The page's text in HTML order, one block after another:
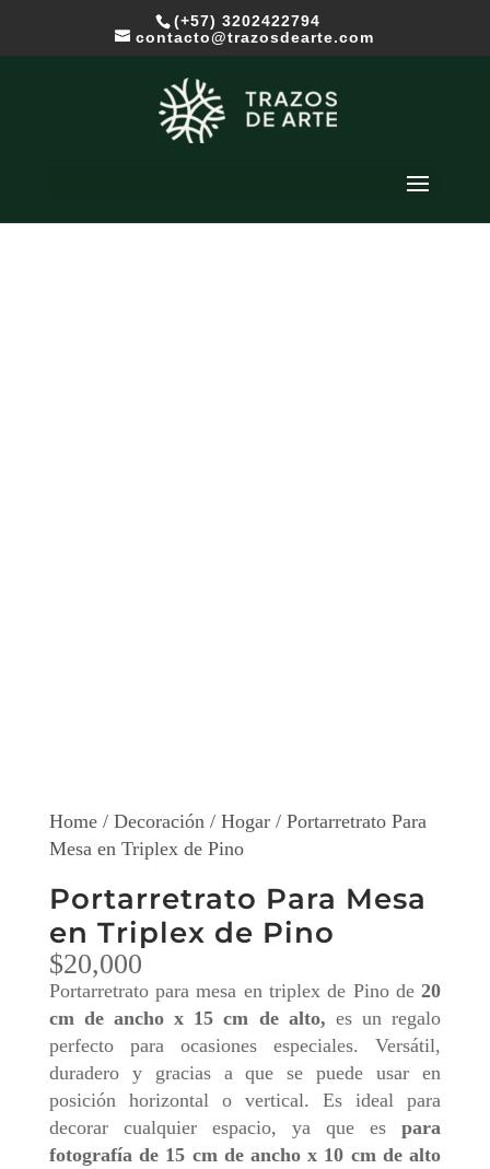
(+57) 3202422794
contacto@trazosdearte.com
Home/ Decoración / Hogar/ Portarretrato Para
Mesa en Triplex de Pino
Portarretrato Para Mesa
en Triplex de Pino
$20,000
Portarretrato para mesa en triplex de Pino de20
cm de ancho x 15 cm de alto, es un regalo
perfecto para ocasiones especiales. Versátil,
duradero y gracias a que se puede usar en
posición horizontal o vertical. Es ideal para
decorar cualquier espacio, ya que espara
fotografía de 15 cm de ancho x 10 cm de alto